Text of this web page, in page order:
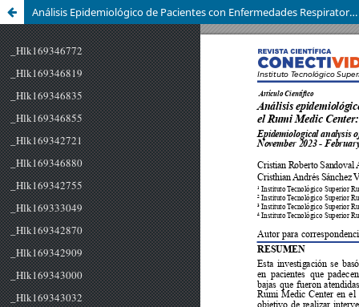
Análisis Epidemiológico de Pacientes con Enfermedades Respiratorias Atendidos en el Rumi Medic Center: Noviembre 2023 - Febrero 2024